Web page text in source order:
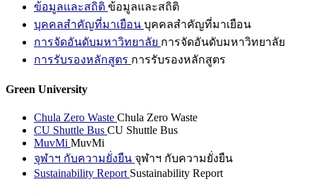
ข้อมูลและสถิติ ข้อมูลและสถิติ
บุคคลสำคัญที่มาเยือน บุคคลสำคัญที่มาเยือน
การจัดอันดับมหาวิทยาลัย การจัดอันดับมหาวิทยาลัย
การรับรองหลักสูตร การรับรองหลักสูตร
Green University
Chula Zero Waste Chula Zero Waste
CU Shuttle Bus CU Shuttle Bus
MuvMi MuvMi
จุฬาฯ กับความยั่งยืน จุฬาฯ กับความยั่งยืน
Sustainability Report Sustainability Report